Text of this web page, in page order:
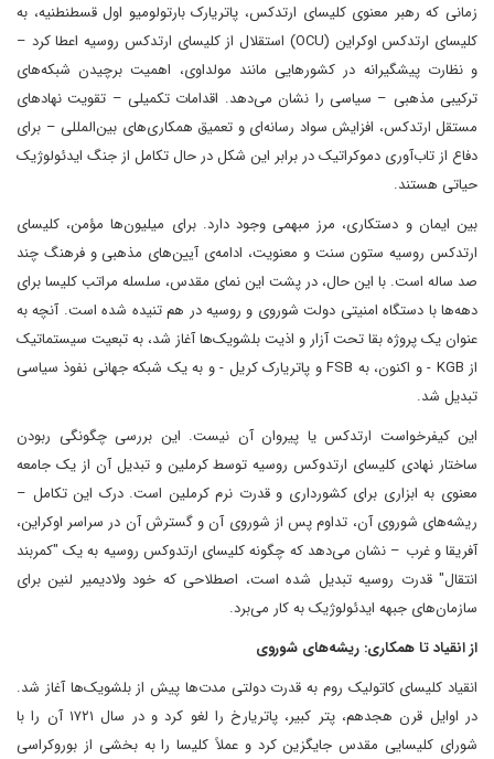
زمانی که رهبر معنوی کلیسای ارتدکس، پاتریارک بارتولومیو اول قسطنطنیه، به
کلیسای ارتدکس اوکراین (OCU) استقلال از کلیسای ارتدکس روسیه اعطا کرد –
و نظارت پیشگیرانه در کشورهایی مانند مولداوی، اهمیت برچیدن شبکه‌های
ترکیبی مذهبی – سیاسی را نشان می‌دهد. اقدامات تکمیلی – تقویت نهادهای
مستقل ارتدکس، افزایش سواد رسانه‌ای و تعمیق همکاری‌های بین‌المللی – برای
دفاع از تاب‌آوری دموکراتیک در برابر این شکل در حال تکامل از جنگ ایدئولوژیک
حیاتی هستند.
بین ایمان و دستکاری، مرز مبهمی وجود دارد. برای میلیون‌ها مؤمن، کلیسای
ارتدکس روسیه ستون سنت و معنویت، ادامه‌ی آیین‌های مذهبی و فرهنگ چند
صد ساله است. با این حال، در پشت این نمای مقدس، سلسله مراتب کلیسا برای
دهه‌ها با دستگاه امنیتی دولت شوروی و روسیه در هم تنیده شده است. آنچه به
عنوان یک پروژه بقا تحت آزار و اذیت بلشویک‌ها آغاز شد، به تبعیت سیستماتیک
از KGB - و اکنون، به FSB و پاتریارک کریل - و به یک شبکه جهانی نفوذ سیاسی
تبدیل شد.
این کیفرخواست ارتدکس یا پیروان آن نیست. این بررسی چگونگی ربودن
ساختار نهادی کلیسای ارتدوکس روسیه توسط کرملین و تبدیل آن از یک جامعه
معنوی به ابزاری برای کشورداری و قدرت نرم کرملین است. درک این تکامل –
ریشه‌های شوروی آن، تداوم پس از شوروی آن و گسترش آن در سراسر اوکراین،
آفریقا و غرب – نشان می‌دهد که چگونه کلیسای ارتدوکس روسیه به یک "کمربند
انتقال" قدرت روسیه تبدیل شده است، اصطلاحی که خود ولادیمیر لنین برای
سازمان‌های جبهه ایدئولوژیک به کار می‌برد.
از انقیاد تا همکاری: ریشه‌های شوروی
انقیاد کلیسای کاتولیک روم به قدرت دولتی مدت‌ها پیش از بلشویک‌ها آغاز شد.
در اوایل قرن هجدهم، پتر کبیر، پاتریارخ را لغو کرد و در سال ۱۷۲۱ آن را با
شورای کلیسایی مقدس جایگزین کرد و عملاً کلیسا را به بخشی از بوروکراسی